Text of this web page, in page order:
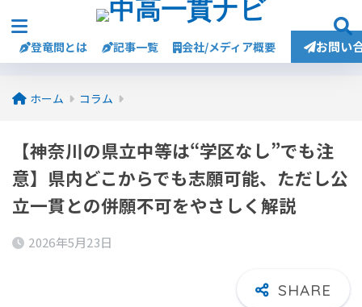
登竜問とは 記事一覧 会社/メディア概要 お問い
ホーム コラム
【神奈川の県立中等は“学区なし”でも注
意】県内どこからでも志願可能、ただし公
立一貫との併願不可をやさしく解説
2026年5月23日